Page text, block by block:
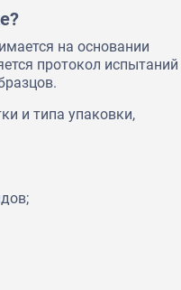
на основании
протокол испытаний
и типа упаковки,